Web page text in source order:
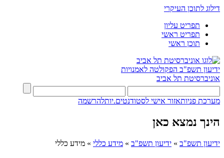
דילוג לתוכן העיקרי
תפריט עליון
תפריט ראשי
תוכן ראשי
ידיעון תשפ"ב הפקולטה לאמנויות
אוניברסיטת תל אביב
מערכת פניותאזור אישי לסטודנטים.יותלהרשמה
הינך נמצא כאן
ידיעון תשפ"ב » ידיעון תשפ"ב » מידע כללי » מידע כללי